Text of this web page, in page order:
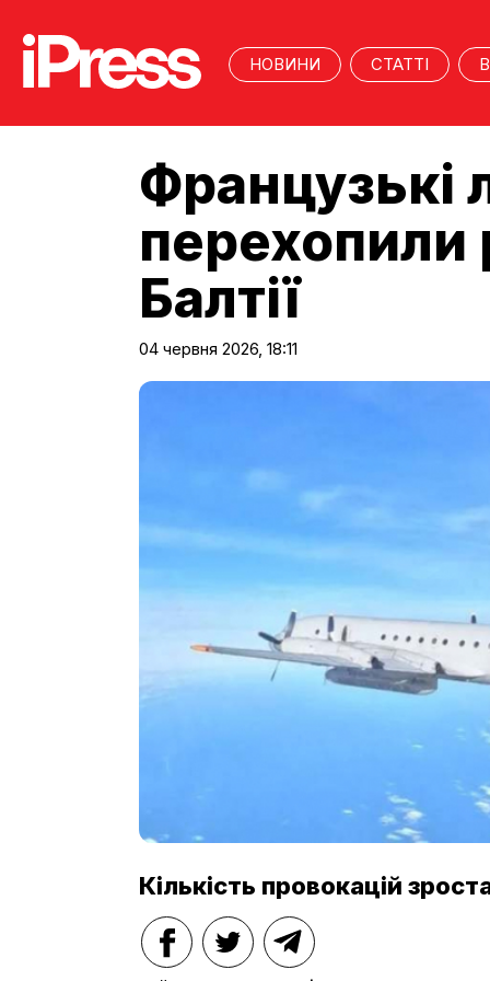
НОВИНИ СТАТТІ
Французькі
перехопили
Балтії
04 червня 2026, 18:11
Кількість провокацій